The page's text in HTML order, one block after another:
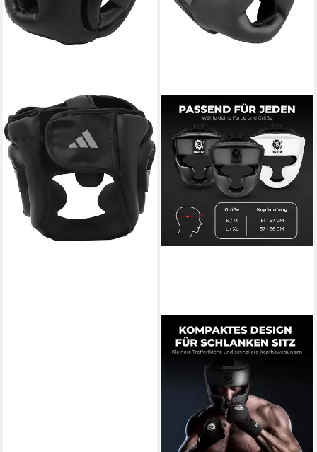
ADIDAS PERFORMANCE
Kopfschutz Speed Headguard
56,99 €
lieferbar - in 6-8 Werktagen bei dir
FIGHTR
Kopfschutz aus Kunstleder
mit verstellbarem Verschluss
für Kampfsport & Training
UVP49,90 €
lieferbar - in 2-3 Werktagen bei dir